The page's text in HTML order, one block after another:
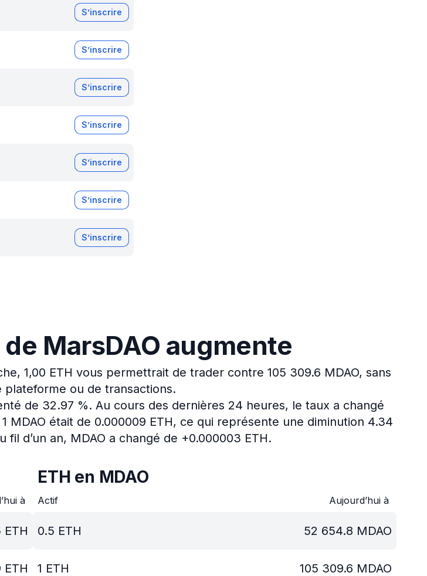
S’inscrire
S’inscrire
S’inscrire
S’inscrire
S’inscrire
S’inscrire
S’inscrire
MarsDAO augmente
1,00 ETH vous permettrait de trader contre 105 309.6 MDAO, sans
ou de transactions.
de 32.97 %. Au cours des dernières 24 heures, le taux a changé
MDAO était de 0.000009 ETH, ce qui représente une diminution 4.34
fil d’un an, MDAO a changé de +0.000003 ETH.
à
ETH
ETH
ETH en MDAO
Actif Aujourd’hui à
0.5 ETH 52 654.8 MDAO
1 ETH 105 309.6 MDAO